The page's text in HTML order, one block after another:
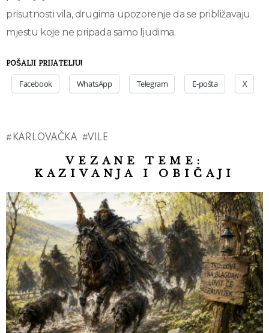
prisutnosti vila, drugima upozorenje da se približavaju
mjestu koje ne pripada samo ljudima.
POŠALJI PRIJATELJU!
Facebook WhatsApp Telegram E-pošta X
KARLOVAČKA VILE
VEZANE TEME:
KAZIVANJA I OBIČAJI